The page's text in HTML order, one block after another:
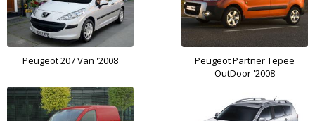
Peugeot 207 Van '2008
Peugeot Partner Tepee
OutDoor '2008